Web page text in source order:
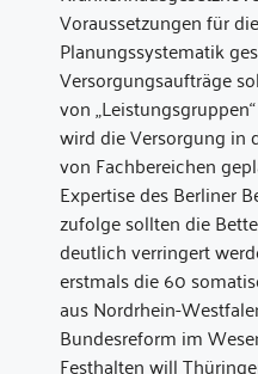
Voraussetzungen für
Planungssystematik
Versorgungsaufträge
von
wird die Versorgung in
von Fachbereichen
Expertise des Berliner
zufolge sollten die
deutlich verringert
erstmals die 60
aus Nordrhein-
Bundesreform im
Festhalten will